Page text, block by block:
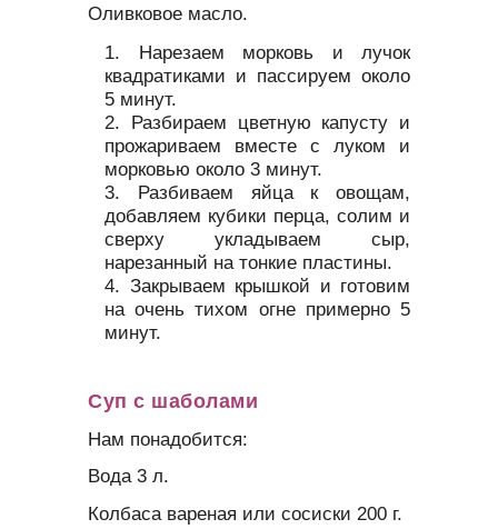
Оливковое масло.
Нарезаем морковь и лучок
квадратиками и пассируем около
5 минут.
Разбираем цветную капусту и
прожариваем вместе с луком и
морковью около 3 минут.
Разбиваем яйца к овощам,
добавляем кубики перца, солим и
сверху укладываем сыр,
нарезанный на тонкие пластины.
Закрываем крышкой и готовим
на очень тихом огне примерно 5
минут.
Суп с шаболами
Нам понадобится:
Вода 3 л.
Колбаса вареная или сосиски 200 г.